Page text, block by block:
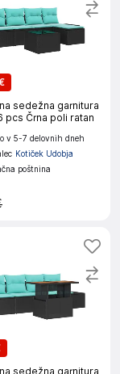
sedežna garnitura
pcs Črna poli ratan
v 5-7 delovnih dneh
Kotiček Udobja
poštnina
sedežna garnitura